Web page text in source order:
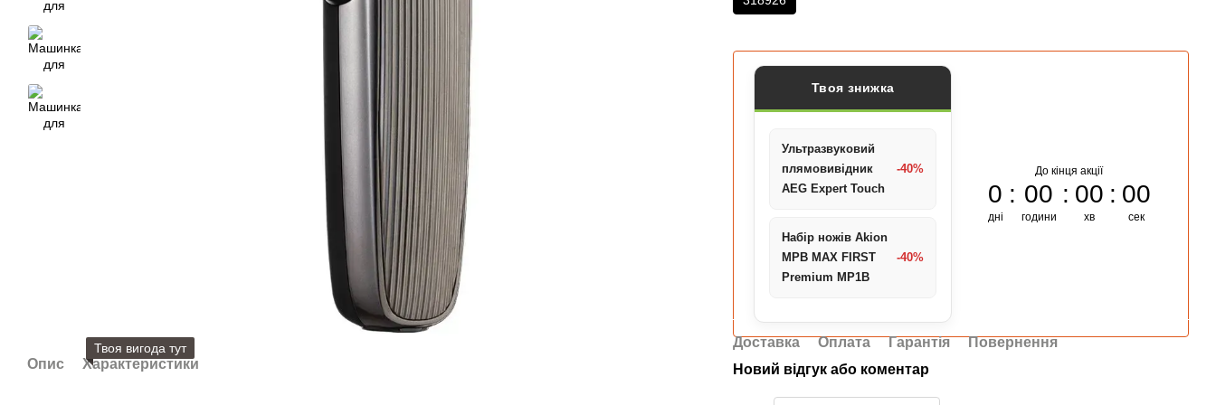
Твоя вигода тут
Опис Характеристики
Твоя знижка
Ультразвуковий
плямовивідник
AEG Expert Touch
-40%
Набір ножів Akion
MPB MAX FIRST
Premium MP1B
-40%
До кінця акції
0
дні
00
години
00
хв
00
сек
Доставка Оплата Гарантія
Повернення
Новий відгук або коментар